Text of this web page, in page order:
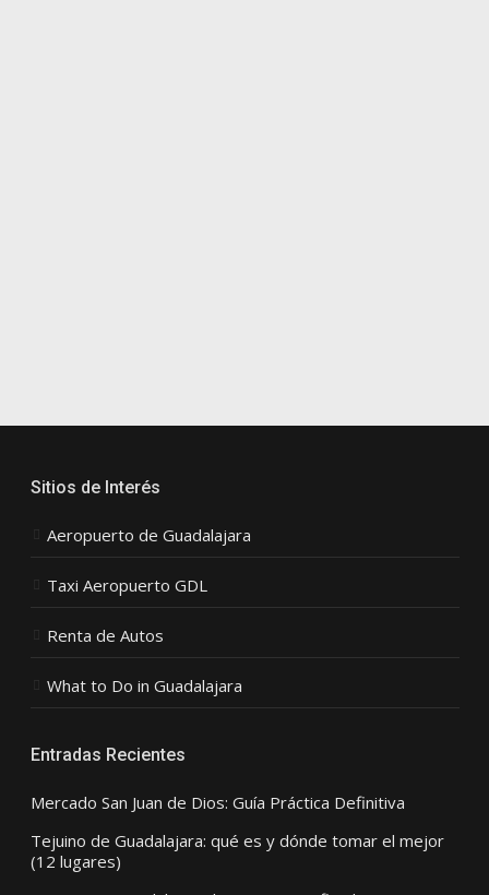
Sitios de Interés
Aeropuerto de Guadalajara
Taxi Aeropuerto GDL
Renta de Autos
What to Do in Guadalajara
Entradas Recientes
Mercado San Juan de Dios: Guía Práctica Definitiva
Tejuino de Guadalajara: qué es y dónde tomar el mejor
(12 lugares)